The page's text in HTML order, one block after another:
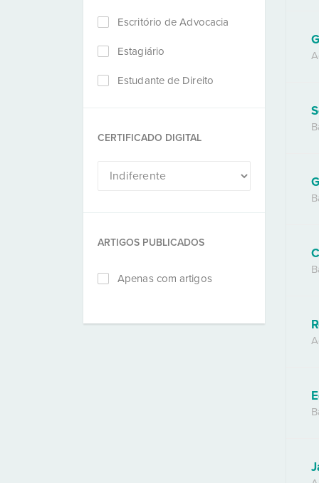
Escritório de Advocacia
Estagiário
Estudante de Direito
CERTIFICADO DIGITAL
ARTIGOS PUBLICADOS
Apenas com artigos